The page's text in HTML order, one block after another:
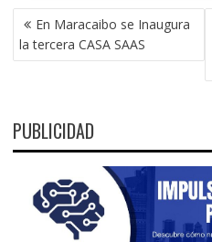
NAVEGACIÓN
DE
ENTRADAS
En Maracaibo se Inaugura
la tercera CASA SAAS
PUBLICIDAD